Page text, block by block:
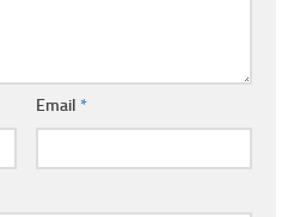
Email *